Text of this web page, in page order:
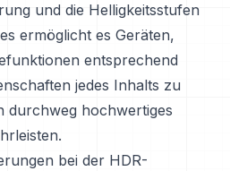
und die Helligkeitsstufen
ermöglicht es Geräten,
entsprechend
jedes Inhalts zu
durchweg hochwertiges
bei der HDR-